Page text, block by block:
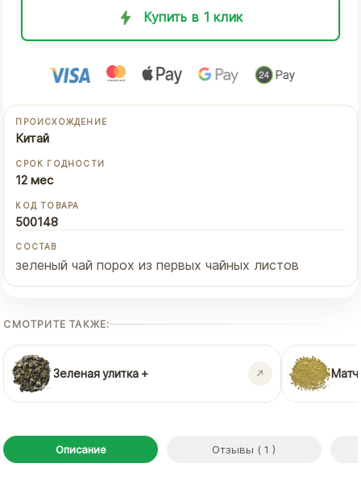
Купить в 1 клик
ПРОИСХОЖДЕНИЕ
Китай
СРОК ГОДНОСТИ
12 мес
КОД ТОВАРА
500148
СОСТАВ
зеленый чай порох из первых чайных листов
СМОТРИТЕ ТАКЖЕ:
Зеленая улитка +
Описание Отзывы ( 1 )